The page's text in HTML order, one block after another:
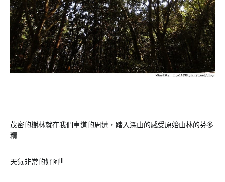
茂密的樹林就在我們車道的周遭，踏入深山的感受原始山林的芬多
精
天氣非常的好阿!!!